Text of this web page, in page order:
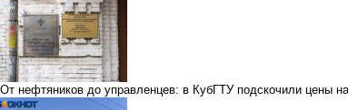
От нефтяников до управленцев: в КубГТУ подскочили цены